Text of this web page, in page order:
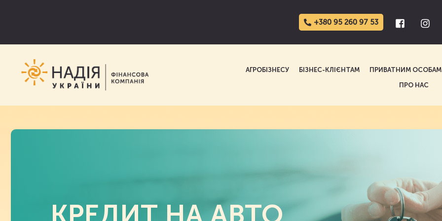
+380 95 260 97 53
АГРОБІЗНЕСУ БІЗНЕС-КЛІЄНТАМ ПРИВАТНИМ ОСОБАМ
ПРО НАС